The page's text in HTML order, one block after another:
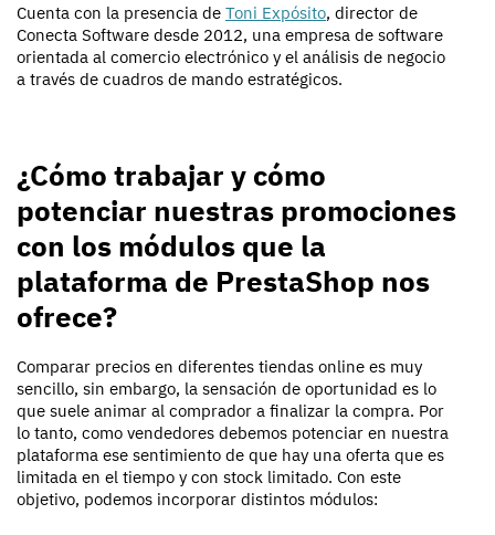
Cuenta con la presencia de Toni Expósito, director de
Conecta Software desde 2012, una empresa de software
orientada al comercio electrónico y el análisis de negocio
a través de cuadros de mando estratégicos.
¿Cómo trabajar y cómo
potenciar nuestras promociones
con los módulos que la
plataforma de PrestaShop nos
ofrece?
Comparar precios en diferentes tiendas online es muy
sencillo, sin embargo, la sensación de oportunidad es lo
que suele animar al comprador a finalizar la compra. Por
lo tanto, como vendedores debemos potenciar en nuestra
plataforma ese sentimiento de que hay una oferta que es
limitada en el tiempo y con stock limitado. Con este
objetivo, podemos incorporar distintos módulos: